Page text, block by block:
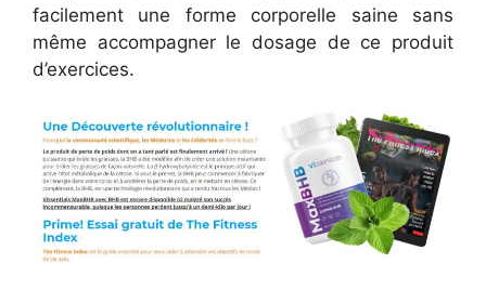
facilement une forme corporelle saine sans
même accompagner le dosage de ce produit
d’exercices.